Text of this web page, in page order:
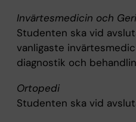
Invärtesmedicin och
Studenten ska vid
vanligaste
diagnostik och
Ortopedi
Studenten ska vid